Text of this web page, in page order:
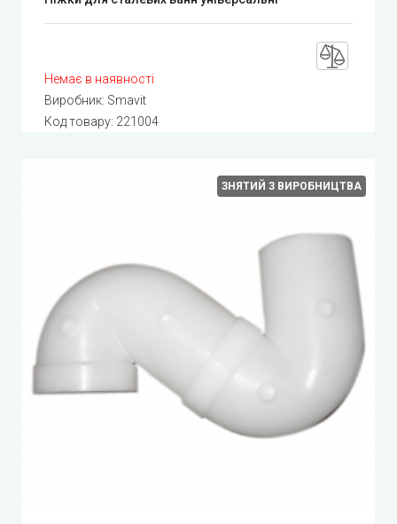
Немає в наявності
Виробник: Smavit
Код товару: 221004
ЗНЯТИЙ З ВИРОБНИЦТВА